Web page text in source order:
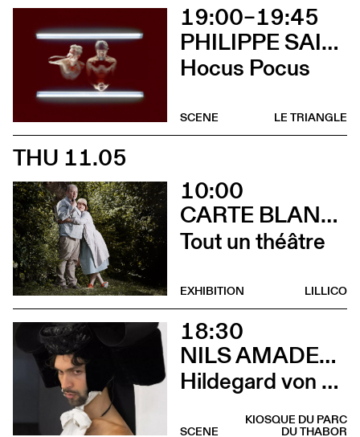
19:00–19:45
PHILIPPE SAIRE
Hocus Pocus
LE TRIANGLE
SCENE
THU 11.05
10:00
CARTE BLANCHE À ALBERTINE & GERMANO ZULLO
Tout un théâtre
LILLICO
EXHIBITION
18:30
NILS AMADEUS LANGE
Hildegard von Bingen
KIOSQUE DU PARC
DU THABOR
SCENE